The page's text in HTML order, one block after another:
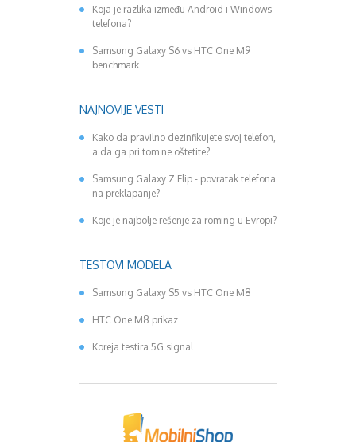
Koja je razlika između Android i Windows
telefona?
Samsung Galaxy S6 vs HTC One M9
benchmark
NAJNOVIJE VESTI
Kako da pravilno dezinfikujete svoj telefon,
a da ga pri tom ne oštetite?
Samsung Galaxy Z Flip - povratak telefona
na preklapanje?
Koje je najbolje rešenje za roming u Evropi?
TESTOVI MODELA
Samsung Galaxy S5 vs HTC One M8
HTC One M8 prikaz
Koreja testira 5G signal